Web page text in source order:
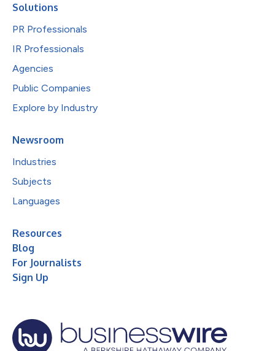
Solutions
PR Professionals
IR Professionals
Agencies
Public Companies
Explore by Industry
Newsroom
Industries
Subjects
Languages
Resources
Blog
For Journalists
Sign Up